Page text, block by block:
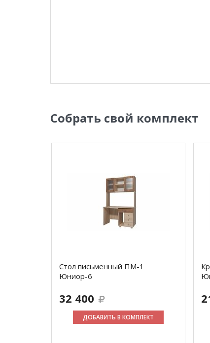
Собрать свой комплект
Стол письменный ПМ-1
Юниор-6
32 400
ДОБАВИТЬ В КОМПЛЕКТ